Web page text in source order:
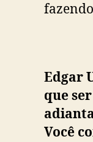
Edgar
que
Você